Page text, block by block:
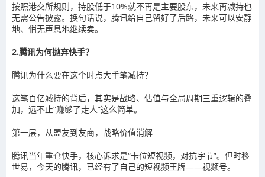
按照港交所规则，持股低于10%就不再是主要股东，未来再减持也
无需公告披露。换句话说，腾讯给自己留好了后路，未来可以安静
地、悄无声息地继续卖。
2.腾讯为何抛弃快手？
腾讯为什么要在这个时点大手笔减持？
这笔百亿减持的背后，其实是战略、估值与全局周期三重逻辑的叠
加，远不止“赚够了走人”这么简单。
第一层，从盟友到友商，战略价值消解
腾讯当年重仓快手，核心诉求是“卡位短视频，对抗字节”。但时移
世易，今天的腾讯，已经有了自己的短视频王牌——视频号。